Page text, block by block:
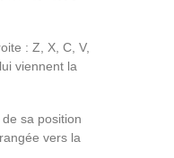
: Z, X, C, V,
viennent la
sa position
vers la